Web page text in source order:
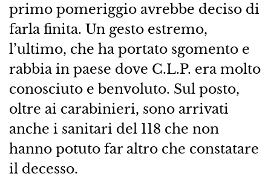
primo pomeriggio avrebbe deciso di
farla finita. Un gesto estremo,
l’ultimo, che ha portato sgomento e
rabbia in paese dove C.L.P. era molto
conosciuto e benvoluto. Sul posto,
oltre ai carabinieri, sono arrivati
anche i sanitari del 118 che non
hanno potuto far altro che constatare
il decesso.